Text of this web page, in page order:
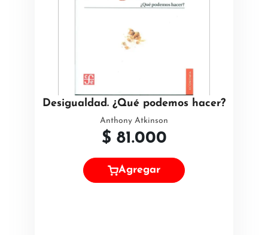
Desigualdad. ¿Qué podemos hacer?
Anthony Atkinson
$ 81.000
Agregar